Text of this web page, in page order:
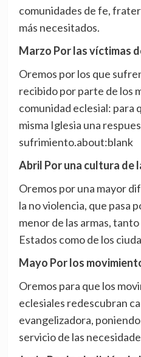
comunidades de fe,
más necesitados.
Marzo Por las víctimas
Oremos por los que
recibido por parte de los
comunidad eclesial: para
misma Iglesia una
sufrimiento.about:blank
Abril Por una cultura de
Oremos por una mayor
la no violencia, que pasa
menor de las armas,
Estados como de los
Mayo Por los
Oremos para que los
eclesiales redescubran
evangelizadora,
servicio de las